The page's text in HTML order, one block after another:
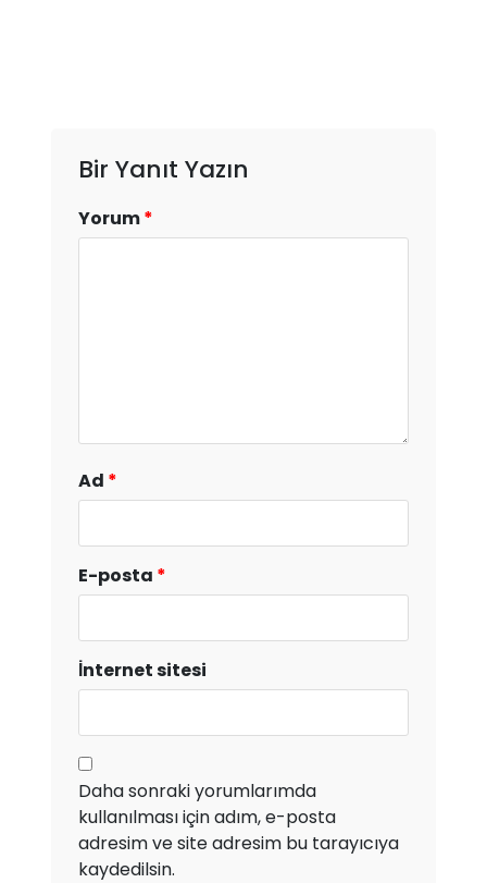
Bir Yanıt Yazın
Yorum*
Ad *
E-posta *
İnternet sitesi
Daha sonraki yorumlarımda
kullanılması için adım, e-posta
adresim ve site adresim bu tarayıcıya
kaydedilsin.